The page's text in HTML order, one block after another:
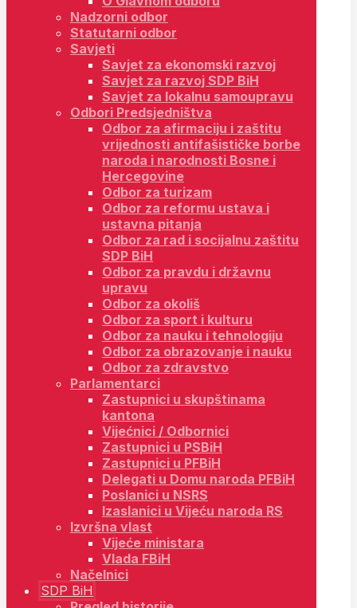
Nadzorni odbor
Statutarni odbor
Savjeti
Savjet za ekonomski razvoj
Savjet za razvoj SDP BiH
Savjet za lokalnu samoupravu
Odbori Predsjedništva
Odbor za afirmaciju i zaštitu
vrijednosti antifašističke borbe
naroda i narodnosti Bosne i
Hercegovine
Odbor za turizam
Odbor za reformu ustava i
ustavna pitanja
Odbor za rad i socijalnu zaštitu
SDP BiH
Odbor za pravdu i državnu
upravu
Odbor za okoliš
Odbor za sport i kulturu
Odbor za nauku i tehnologiju
Odbor za obrazovanje i nauku
Odbor za zdravstvo
Parlamentarci
Zastupnici u skupštinama
kantona
Vijećnici / Odbornici
Zastupnici u PSBiH
Zastupnici u PFBiH
Delegati u Domu naroda PFBiH
Poslanici u NSRS
Izaslanici u Vijeću naroda RS
Izvršna vlast
Vijeće ministara
Vlada FBiH
Načelnici
SDP BiH